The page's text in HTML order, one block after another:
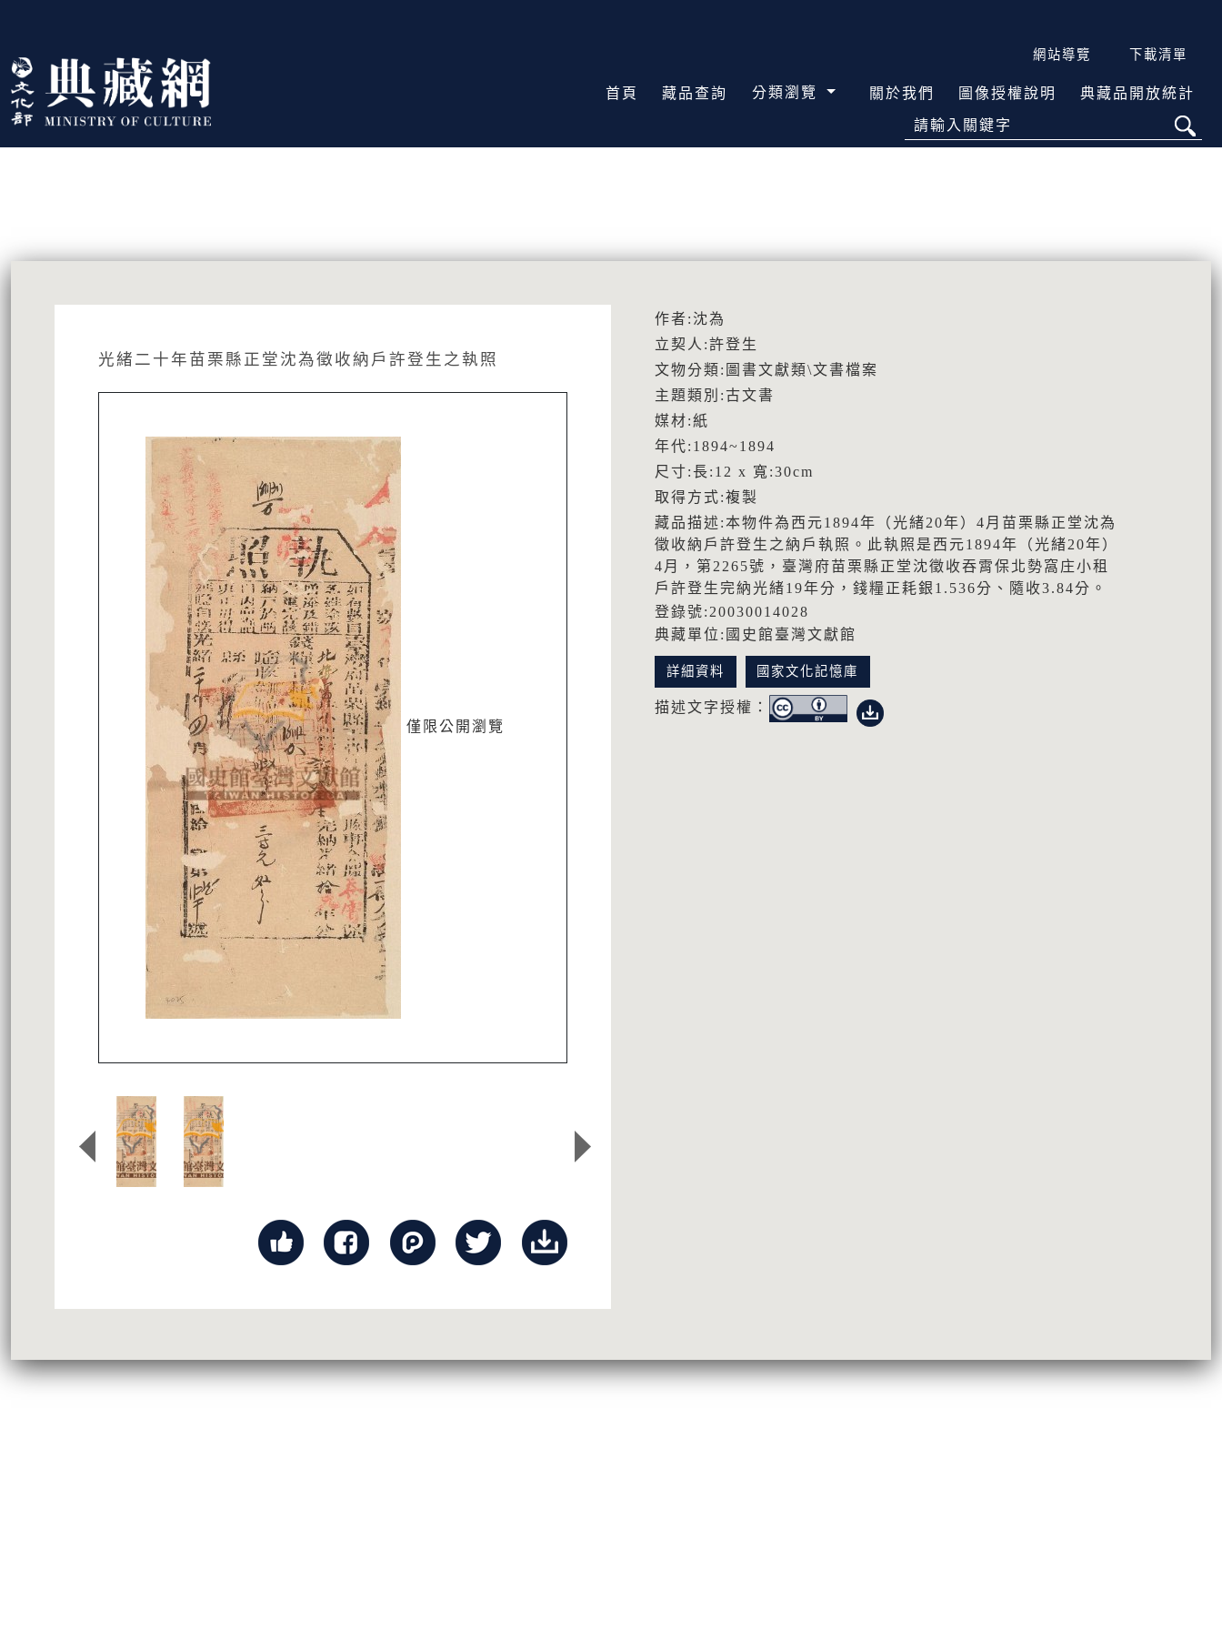
:::
網站導覽 下載清單
首頁 藏品查詢 分類瀏覽 關於我們 圖像授權說明 典藏品開放統計
請輸入關鍵字
光緒二十年苗栗縣正堂沈為徵收納戶許登生之執照
僅限公開瀏覽
作者:沈為
立契人:許登生
文物分類:圖書文獻類\文書檔案
主題類別:古文書
媒材:紙
年代:1894~1894
尺寸:長:12 x 寬:30cm
取得方式:複製
藏品描述:本物件為西元1894年（光緒20年）4月苗栗縣正堂沈為
徵收納戶許登生之納戶執照。此執照是西元1894年（光緒20年）
4月，第2265號，臺灣府苗栗縣正堂沈徵收吞霄保北勢窩庄小租
戶許登生完納光緒19年分，錢糧正耗銀1.536分、隨收3.84分。
登錄號:20030014028
典藏單位:國史館臺灣文獻館
詳細資料 國家文化記憶庫
描述文字授權：